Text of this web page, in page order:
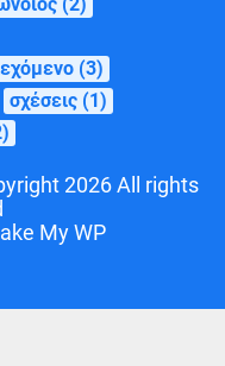
(3)
σχέσεις (1)
2026 All rights
My WP